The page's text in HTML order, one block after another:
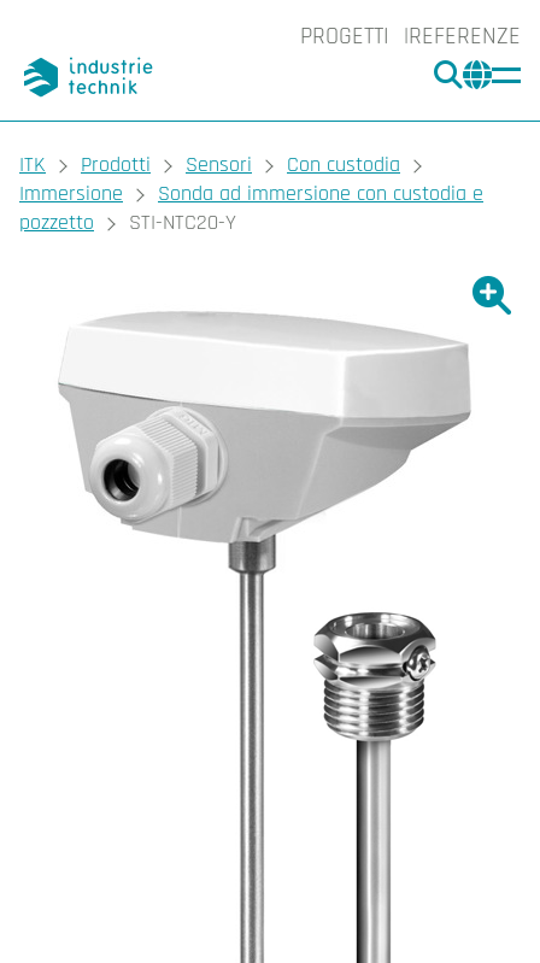
PROGETTI REFERENZE
CERCA
You are here:
ITK Prodotti Sensori
Con custodia
Immersione
Sonda ad immersione con custodia e
pozzetto
STI-NTC20-Y